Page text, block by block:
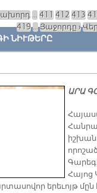
… 411 412413
419… Յաջորդը ›
ՆԻՒԹԵՐԸ
ԱՐԱ
Հայոց
երեւոյթ մըն